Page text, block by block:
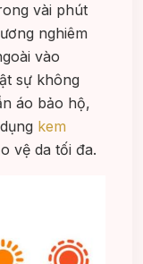
vài phút
nghiêm
vào
sự không
áo bảo hộ,
kem
vệ da tối đa.